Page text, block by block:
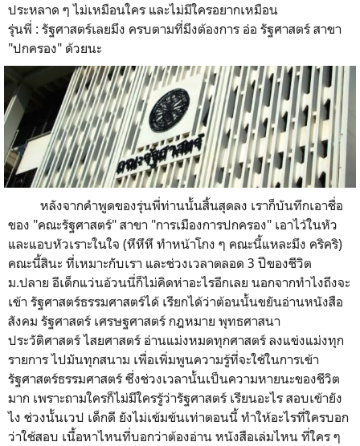
ประหลาด ๆ ไม่เหมือนใคร และไม่มีใครอยากเหมือน
รุ่นพี่ : รัฐศาสตร์เลยมึง ครบตามที่มึงต้องการ อ่อ รัฐศาสตร์ สาขา
"ปกครอง" ด้วยนะ
หลังจากคำพูดของรุ่นพี่ท่านนั้นสิ้นสุดลง เราก็บันทึกเอาชื่อ
ของ "คณะรัฐศาสตร์" สาขา "การเมืองการปกครอง" เอาไว้ในหัว
และแอบหัวเราะในใจ (หึหึหึ ทำหน้าโกง ๆ คณะนี้แหละมึง คริคริ)
คณะนี้สินะ ที่เหมาะกับเรา และช่วงเวลาตลอด 3 ปีของชีวิต
ม.ปลาย อีเด็กแว่นอ้วนนี่ก็ไม่คิดห่าอะไรอีกเลย นอกจากทำไงถึงจะ
เข้า รัฐศาสตร์ธรรมศาสตร์ได้ เรียกได้ว่าต้อนนั้นขยันอ่านหนังสือ
สังคม รัฐศาสตร์ เศรษฐศาสตร์ กฎหมาย พุทธศาสนา
ประวัติศาสตร์ ไสยศาสตร์ อ่านแม่งหมดทุกศาสตร์ ลงแข่งแม่งทุก
รายการ ไปมันทุกสนาม เพื่อเพิ่มพูนความรู้ที่จะใช้ในการเข้า
รัฐศาสตร์ธรรมศาสตร์ ซึ่งช่วงเวลานั้นเป็นความหายนะของชีวิต
มาก เพราะถามใครก็ไม่มีใครรู้ว่ารัฐศาสตร์ เรียนอะไร สอบเข้ายัง
ไง ช่วงนั้นเวป เด็กดี ยังไม่เข้มข้นเท่าตอนนี้ ทำให้อะไรที่ใครบอก
ว่าใช้สอบ เนื้อหาไหนที่บอกว่าต้องอ่าน หนังสือเล่มไหน ที่ใคร ๆ